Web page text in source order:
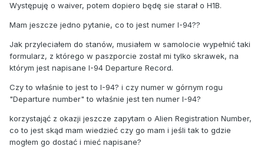
Występuję o waiver, potem dopiero będę sie starał o H1B.
Mam jeszcze jedno pytanie, co to jest numer I-94??
Jak przyleciałem do stanów, musiałem w samolocie wypełnić taki
formularz, z którego w paszporcie został mi tylko skrawek, na
którym jest napisane I-94 Departure Record.
Czy to właśnie to jest to I-94? i czy numer w górnym rogu
"Departure number" to właśnie jest ten numer I-94?
korzystająć z okazji jeszcze zapytam o Alien Registration Number,
co to jest skąd mam wiedzieć czy go mam i jeśli tak to gdzie
mogłem go dostać i mieć napisane?